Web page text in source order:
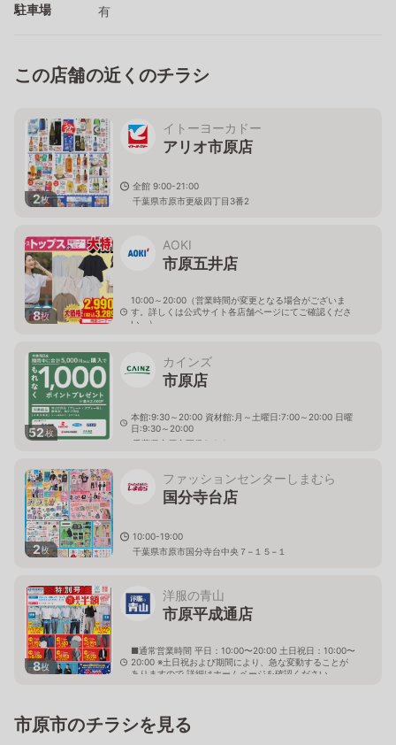
駐車場 有
この店舗の近くのチラシ
2枚
イトーヨーカドー
アリオ市原店
全館 9:00-21:00
千葉県市原市更級四丁目3番2
8枚
AOKI
市原五井店
10:00～20:00（営業時間が変更となる場合がございま
す。詳しくは公式サイト各店舗ページにてご確認くださ
い。）
52枚
カインズ
市原店
本館:9:30～20:00 資材館:月～土曜日:7:00～20:00 日曜
日:9:30～20:00
千葉県市原市更級3-1-1
2枚
ファッションセンターしまむら
国分寺台店
10:00-19:00
千葉県市原市国分寺台中央７−１５−１
8枚
洋服の青山
市原平成通店
■通常営業時間 平日：10:00〜20:00 土日祝日：10:00〜
20:00 ※土日祝および期間により、急な変動することが
ありますので 詳細はホームページを確認ください
市原市のチラシを見る